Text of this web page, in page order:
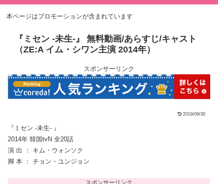
本ページはプロモーションが含まれています
『ミセン -未生-』 無料動画/あらすじ/キャスト
（ZE:A イム・シワン主演 2014年）
スポンサーリンク
2019/09/30
『ミセン -未生- 』
2014年 韓国tvN 全20話
演 出 ： キム・ウォンソク
脚 本 ： チョン・ユンジョン